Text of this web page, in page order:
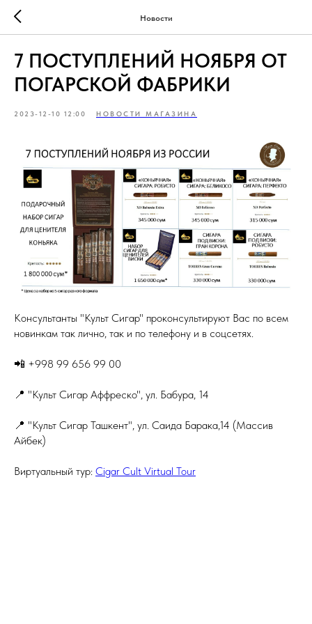
Новости
7 ПОСТУПЛЕНИЙ НОЯБРЯ ОТ
ПОГАРСКОЙ ФАБРИКИ
2023-12-10 12:00 НОВОСТИ МАГАЗИНА
Консультанты "Культ Сигар" проконсультируют Вас по всем
новинкам так лично, так и по телефону и в соцсетях.
📲 +998 99 656 99 00
📍 "Культ Сигар Аффреско", ул. Бабура, 14
📍 "Культ Сигар Ташкент", ул. Саида Барака,14 (Массив
Айбек)
Виртуальный тур: Cigar Cult Virtual Tour